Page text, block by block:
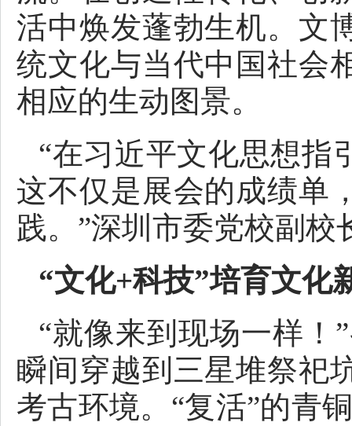
活中焕发蓬勃生机。文
统文化与当代中国社会
相应的生动图景。
“在习近平文化思想指
这不仅是展会的成绩单
践。”深圳市委党校副校
“文化+科技”培育文化
“就像来到现场一样！
瞬间穿越到三星堆祭祀
考古环境。“复活”的青